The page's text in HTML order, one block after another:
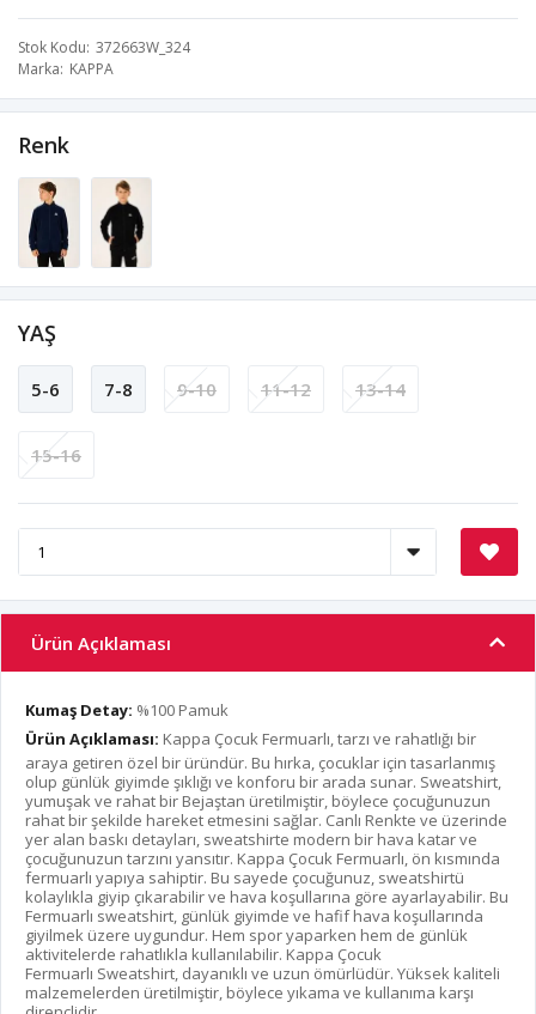
Stok Kodu 372663W_324
Marka KAPPA
Renk
YAŞ
5-6 7-8 9-10 11-12 13-14
15-16
Ürün Açıklaması
Kumaş Detay: %100 Pamuk
Ürün Açıklaması: Kappa Çocuk Fermuarlı, tarzı ve rahatlığı bir
araya getiren özel bir üründür. Bu hırka, çocuklar için tasarlanmış
olup günlük giyimde şıklığı ve konforu bir arada sunar. Sweatshirt,
yumuşak ve rahat bir Bejaştan üretilmiştir, böylece çocuğunuzun
rahat bir şekilde hareket etmesini sağlar. Canlı Renkte ve üzerinde
yer alan baskı detayları, sweatshirte modern bir hava katar ve
çocuğunuzun tarzını yansıtır. Kappa Çocuk Fermuarlı, ön kısmında
fermuarlı yapıya sahiptir. Bu sayede çocuğunuz, sweatshirtü
kolaylıkla giyip çıkarabilir ve hava koşullarına göre ayarlayabilir. Bu
Fermuarlı sweatshirt, günlük giyimde ve hafif hava koşullarında
giyilmek üzere uygundur. Hem spor yaparken hem de günlük
aktivitelerde rahatlıkla kullanılabilir. Kappa Çocuk
Fermuarlı Sweatshirt, dayanıklı ve uzun ömürlüdür. Yüksek kaliteli
malzemelerden üretilmiştir, böylece yıkama ve kullanıma karşı